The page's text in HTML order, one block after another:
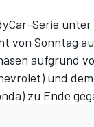
Serie
von Sonntag
aufgrund
und
zu Ende